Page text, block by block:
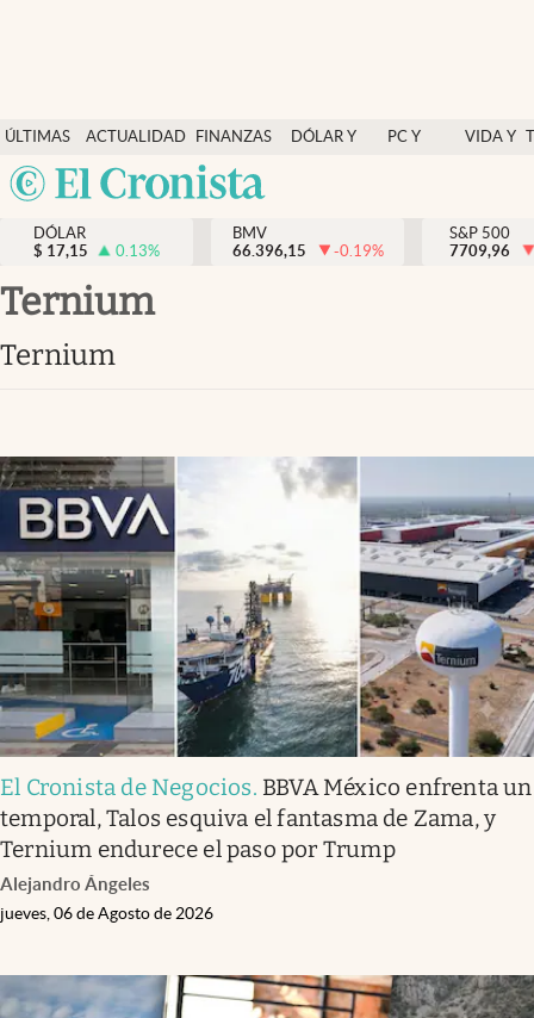
ÚLTIMAS
NOTICIAS
ACTUALIDAD
FINANZAS
Y
ECONOMÍA
DÓLAR Y
PC Y
VIDA Y
México
Actualidad
Finanzas y economía
Dólar y mercados
Opinión
Brand Strategy
Vida y estilo
Clima
Espiritualidad
Mediakit
abre en nueva pestaña
México
DÓLAR
$ 17,15 0.13%
BMV
66.396,15
-0.19%
S&P 500
7709,96
Ternium
ternium
El Cronista de Negocios. BBVA México enfrenta un
temporal, Talos esquiva el fantasma de Zama, y
Ternium endurece el paso por Trump
Alejandro Ángeles
jueves, 06 de Agosto de 2026